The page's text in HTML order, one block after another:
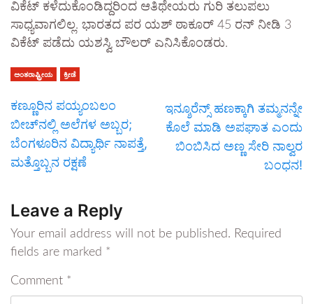
ವಿಕೆಟ್ ಕಳೆದುಕೊಂಡಿದ್ದರಿಂದ ಆತಿಥೇಯರು ಗುರಿ ತಲುಪಲು
ಸಾಧ್ಯವಾಗಲಿಲ್ಲ. ಭಾರತದ ಪರ ಯಶ್ ಠಾಕೂರ್ 45 ರನ್ ನೀಡಿ 3
ವಿಕೆಟ್ ಪಡೆದು ಯಶಸ್ವಿ ಬೌಲರ್ ಎನಿಸಿಕೊಂಡರು.
ಅಂತರಾಷ್ಟ್ರೀಯ ಕ್ರೀಡೆ
ಕಣ್ಣೂರಿನ ಪಯ್ಯಂಬಲಂ
ಬೀಚ್‌ನಲ್ಲಿ ಅಲೆಗಳ ಅಬ್ಬರ;
ಬೆಂಗಳೂರಿನ ವಿದ್ಯಾರ್ಥಿ ನಾಪತ್ತೆ,
ಮತ್ತೊಬ್ಬನ ರಕ್ಷಣೆ
ಇನ್ಶೂರೆನ್ಸ್ ಹಣಕ್ಕಾಗಿ ತಮ್ಮನನ್ನೇ
ಕೊಲೆ ಮಾಡಿ ಅಪಘಾತ ಎಂದು
ಬಿಂಬಿಸಿದ ಅಣ್ಣ ಸೇರಿ ನಾಲ್ವರ
ಬಂಧನ!
Leave a Reply
Your email address will not be published. Required
fields are marked *
Comment *